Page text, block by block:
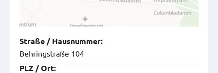
Straße / Hausnummer:
Behringstraße 104
PLZ /Ort: